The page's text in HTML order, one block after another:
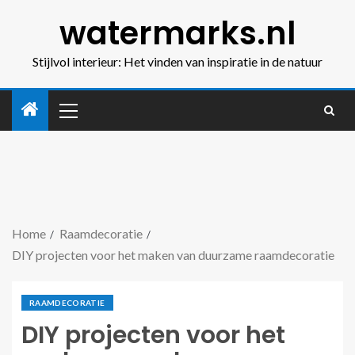
watermarks.nl
Stijlvol interieur: Het vinden van inspiratie in de natuur
Home
Raamdecoratie
DIY projecten voor het maken van duurzame raamdecoratie
RAAMDECORATIE
DIY projecten voor het